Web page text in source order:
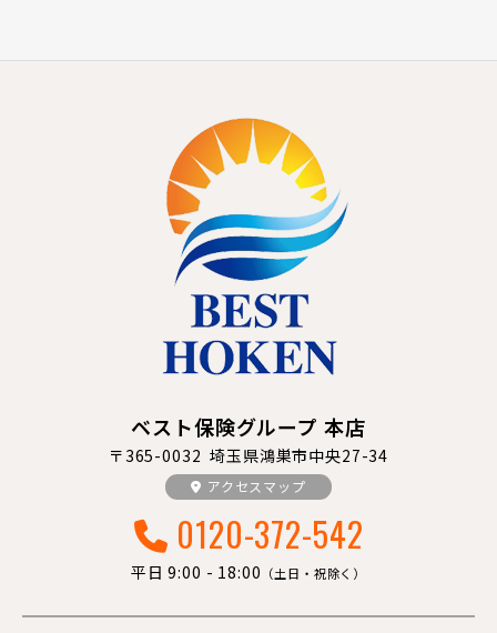
ベスト保険グループ 本店
〒365-0032 埼玉県鴻巣市中央27-34
アクセスマップ
0120-372-542
平日 9:00 - 18:00 （土日・祝除く）